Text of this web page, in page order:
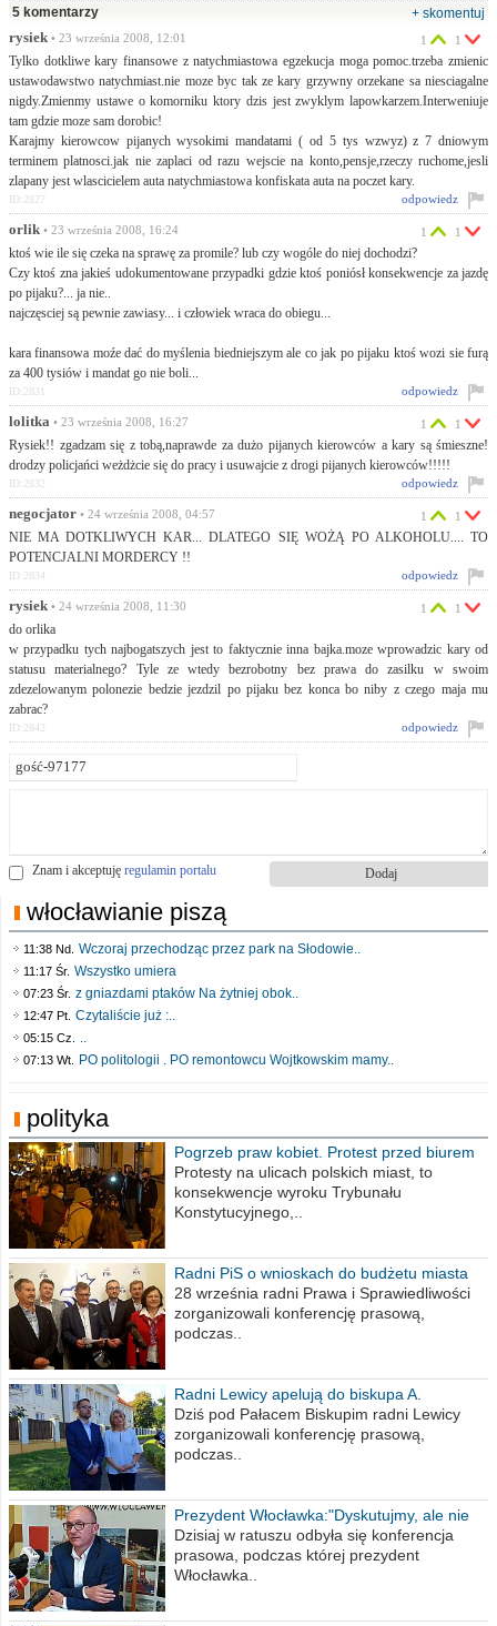
5 komentarzy
+ skomentuj
rysiek • 23 września 2008, 12:01
Tylko dotkliwe kary finansowe z natychmiastowa egzekucja moga pomoc.trzeba zmienic
ustawodawstwo natychmiast.nie moze byc tak ze kary grzywny orzekane sa niesciagalne
nigdy.Zmienmy ustawe o komorniku ktory dzis jest zwyklym lapowkarzem.Interweniuje
tam gdzie moze sam dorobic!
Karajmy kierowcow pijanych wysokimi mandatami ( od 5 tys wzwyz) z 7 dniowym
terminem platnosci.jak nie zaplaci od razu wejscie na konto,pensje,rzeczy ruchome,jesli
zlapany jest wlascicielem auta natychmiastowa konfiskata auta na poczet kary.
1 1
odpowiedz
ID:2827
orlik • 23 września 2008, 16:24
ktoś wie ile się czeka na sprawę za promile? lub czy wogóle do niej dochodzi?
Czy ktoś zna jakieś udokumentowane przypadki gdzie ktoś poniósł konsekwencje za jazdę
po pijaku?... ja nie..
najczęsciej są pewnie zawiasy... i człowiek wraca do obiegu...
kara finansowa moźe dać do myślenia biedniejszym ale co jak po pijaku ktoś wozi sie furą
za 400 tysiów i mandat go nie boli...
1 1
odpowiedz
ID:2831
lolitka • 23 września 2008, 16:27
Rysiek!! zgadzam się z tobą,naprawde za dużo pijanych kierowców a kary są śmieszne!
drodzy policjańci weżdżcie się do pracy i usuwajcie z drogi pijanych kierowców!!!!!
1 1
odpowiedz
ID:2832
negocjator • 24 września 2008, 04:57
NIE MA DOTKLIWYCH KAR... DLATEGO SIĘ WOŻĄ PO ALKOHOLU.... TO
POTENCJALNI MORDERCY !!
1 1
odpowiedz
ID:2834
rysiek • 24 września 2008, 11:30
do orlika
w przypadku tych najbogatszych jest to faktycznie inna bajka.moze wprowadzic kary od
statusu materialnego? Tyle ze wtedy bezrobotny bez prawa do zasilku w swoim
zdezelowanym polonezie bedzie jezdzil po pijaku bez konca bo niby z czego maja mu
zabrac?
1 1
odpowiedz
ID:2842
Znam i akceptuję regulamin portalu
włocławianie piszą
11:38 Nd. Wczoraj przechodząc przez park na Słodowie..
11:17 Śr. Wszystko umiera
07:23 Śr. z gniazdami ptaków Na żytniej obok..
12:47 Pt. Czytaliście już :..
05:15 Cz. ..
07:13 Wt. PO politologii . PO remontowcu Wojtkowskim mamy..
polityka
Pogrzeb praw kobiet. Protest przed biurem
poselskim PiS
Protesty na ulicach polskich miast, to
konsekwencje wyroku Trybunału
Konstytucyjnego,..
Radni PiS o wnioskach do budżetu miasta
na 2021 rok
28 września radni Prawa i Sprawiedliwości
zorganizowali konferencję prasową,
podczas..
Radni Lewicy apelują do biskupa A.
Wiesława Meringa
Dziś pod Pałacem Biskupim radni Lewicy
zorganizowali konferencję prasową,
podczas..
Prezydent Włocławka:"Dyskutujmy, ale nie
obrażajmy się”
Dzisiaj w ratuszu odbyła się konferencja
prasowa, podczas której prezydent
Włocławka..